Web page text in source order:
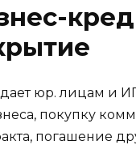
юр. лицам и
покупку
погашение